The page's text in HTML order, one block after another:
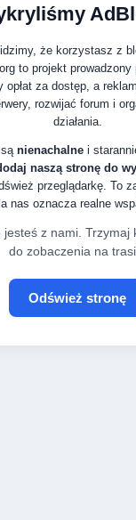
że korzystasz z
to projekt
opłat za dostęp, a
rozwijać forum i
działania.
nienachalne i
naszą stronę do
przeglądarkę. To
nas oznacza realne
jesteś z nami. Trzymaj
do zobaczenia na
Odśwież stronę